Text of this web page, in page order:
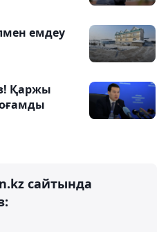
емдеу
Қаржы
сайтында